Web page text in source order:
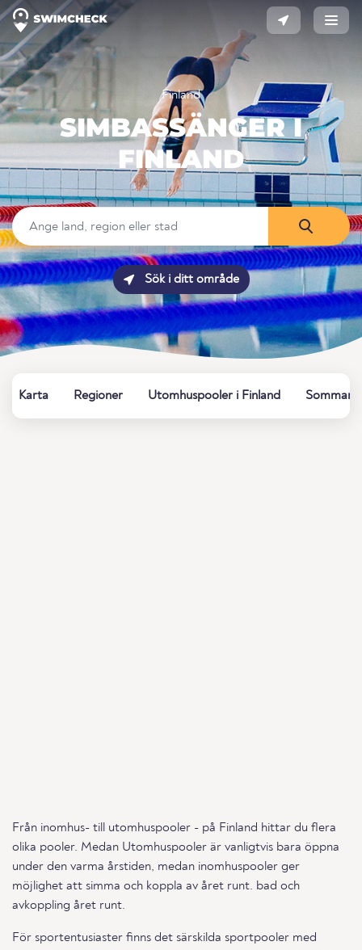
Finland
SIMBASSÄNGER I
FINLAND
Sök i ditt område
Karta Regioner Utomhuspooler i Finland
Från inomhus- till utomhuspooler - på Finland hittar du flera
olika pooler. Medan Utomhuspooler är vanligtvis bara öppna
under den varma årstiden, medan inomhuspooler ger
möjlighet att simma och koppla av året runt. bad och
avkoppling året runt.
För sportentusiaster finns det särskilda sportpooler med